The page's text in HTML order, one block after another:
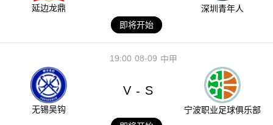
延边龙鼎
深圳青年人
即将开始
08-09
19:00 中甲
无锡吴钩
V - S
宁波职业足球俱乐部